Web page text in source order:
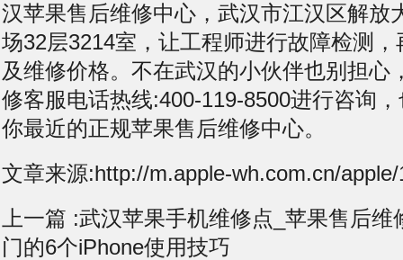
汉苹果售后维修中心，武汉市江汉区解放
场32层3214室，让工程师进行故障检测
及维修价格。不在武汉的小伙伴也别担心
修客服电话热线:400-119-8500进行咨询
你最近的正规苹果售后维修中心。
文章来源:http://m.apple-wh.com.cn/
上一篇 :武汉苹果手机维修点_苹果售后维
门的6个iPhone使用技巧